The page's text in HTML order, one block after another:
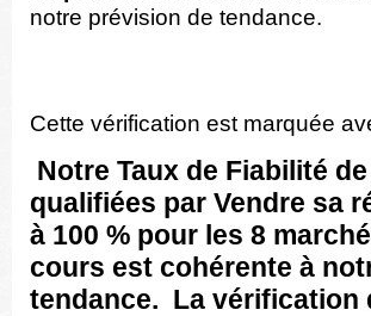
notre prévision de tendance.
Cette vérification est marquée
Notre Taux de Fiabilité
qualifiées par Vendre sa
à 100 % pour les 8
cours est cohérente à
tendance. La vérification